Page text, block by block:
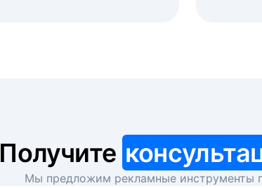
Получите
Мы предложим рекламные инструменты